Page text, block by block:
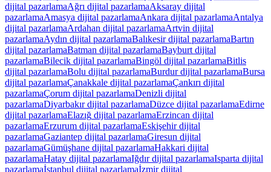
dijital pazarlamaAğrı dijital pazarlamaAksaray dijital
pazarlamaAmasya dijital pazarlamaAnkara dijital pazarlamaAntalya
dijital pazarlamaArdahan dijital pazarlamaArtvin dijital
pazarlamaAydın dijital pazarlamaBalıkesirdijital pazarlamaBartın
dijital pazarlamaBatman dijital pazarlamaBayburtdijital
pazarlamaBilecik dijital pazarlamaBingöl dijital pazarlamaBitlis
dijital pazarlamaBolu dijital pazarlamaBurdurdijital pazarlamaBursa
dijital pazarlamaÇanakkale dijital pazarlamaÇankırı dijital
pazarlamaÇorum dijital pazarlamaDenizli dijital
pazarlamaDiyarbakırdijital pazarlamaDüzce dijital pazarlamaEdirne
dijital pazarlamaElazığ dijital pazarlamaErzincan dijital
pazarlamaErzurum dijital pazarlamaEskişehirdijital
pazarlamaGaziantep dijital pazarlamaGiresun dijital
pazarlamaGümüşhane dijital pazarlamaHakkari dijital
pazarlamaHatay dijital pazarlamaIğdırdijital pazarlamaIsparta dijital
pazarlamaİstanbul dijital pazarlamaİzmirdijital